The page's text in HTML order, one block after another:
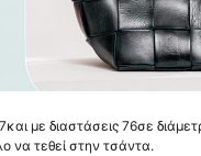
με διαστάσεις 76σε
να τεθεί στην τσάντα.